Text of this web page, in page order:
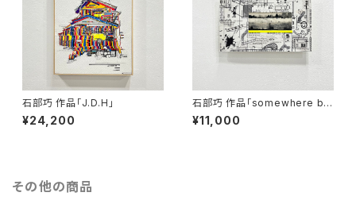
石部巧 作品「J.D.H」
¥24,200
石部巧 作品「somewhere be
tween black and white」
¥11,000
その他の商品